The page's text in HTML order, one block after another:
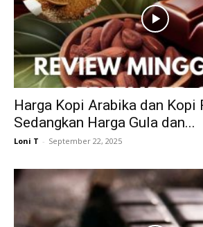
Harga Kopi Arabika dan Kopi
Sedangkan Harga Gula dan...
Loni T - September 22, 2025